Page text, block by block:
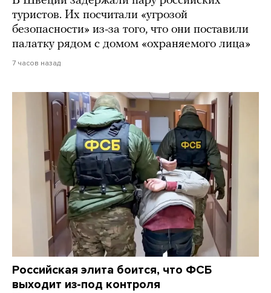
туристов. Их посчитали «угрозой
безопасности» из-за того, что они поставили
палатку рядом с домом «охраняемого лица»
7 часов назад
Российская элита боится, что ФСБ
выходит из-под контроля